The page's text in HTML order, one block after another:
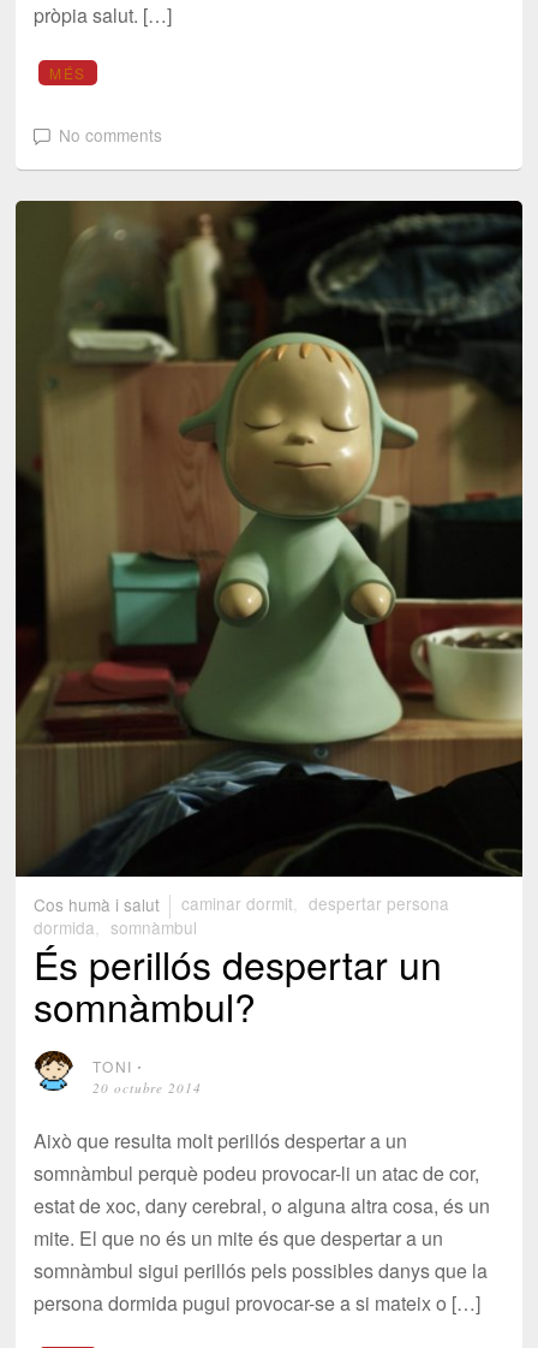
pròpia salut. […]
MÉS
No comments
Cos humà i salut caminar dormit, despertar persona
dormida, somnàmbul
És perillós despertar un
somnàmbul?
TONI ⋅
20 octubre 2014
Això que resulta molt perillós despertar a un
somnàmbul perquè podeu provocar-li un atac de cor,
estat de xoc, dany cerebral, o alguna altra cosa, és un
mite. El que no és un mite és que despertar a un
somnàmbul sigui perillós pels possibles danys que la
persona dormida pugui provocar-se a si mateix o […]